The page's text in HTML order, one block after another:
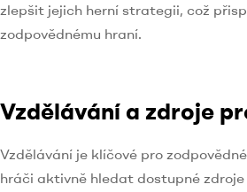
zlepšit jejich herní strategii, což
zodpovědnému hraní.
Vzdělávání a zdroje
Vzdělávání je klíčové pro
hráči aktivně hledat dostupné